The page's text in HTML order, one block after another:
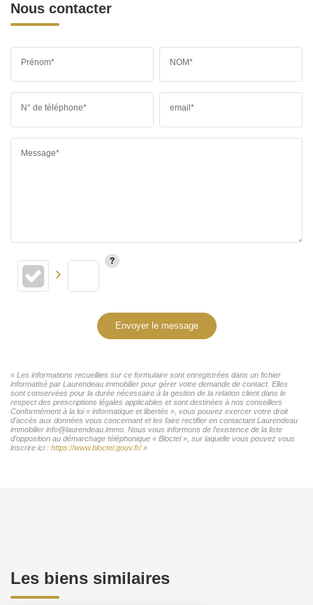
Nous contacter
Prénom* NOM*
N° de téléphone* email*
Message*
Envoyer le message
« Les informations recueillies sur ce formulaire sont enregistrées dans un fichier
informatisé par Laurendeau immobilier pour gérer votre demande de contact. Elles
sont conservées pour la durée nécessaire à la gestion de la relation client dans le
respect des prescriptions légales applicables et sont destinées à nos conseillers
Conformément à la loi « informatique et libertés », vous pouvez exercer votre droit
d'accès aux données vous concernant et les faire rectifier en contactant Laurendeau
immobilier info@laurendeau.immo. Nous vous informons de l'existence de la liste
d'opposition au démarchage téléphonique « Bloctel », sur laquelle vous pouvez vous
inscrire ici : https://www.bloctel.gouv.fr/»
Les biens similaires